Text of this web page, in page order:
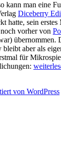
kann man eine
Diceberry
hatte, sein
vorher von
übernommen.
aber als
für
Neue
von WordPress